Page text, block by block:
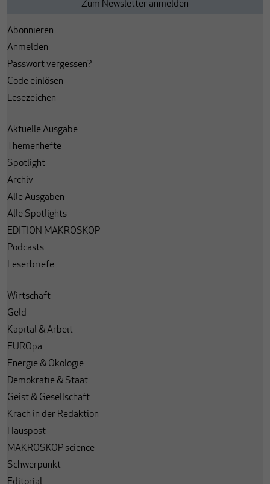
Abonnieren
Anmelden
Passwort vergessen?
Code einlösen
Lesezeichen
Aktuelle Ausgabe
Themenhefte
Spotlight
Archiv
Alle Ausgaben
Alle Spotlights
EDITION MAKROSKOP
Podcasts
Leserbriefe
Wirtschaft
Geld
Kapital & Arbeit
EUROpa
Energie & Ökologie
Demokratie & Staat
Geist & Gesellschaft
Krach in der Redaktion
Hauspost
MAKROSKOP science
Schwerpunkt